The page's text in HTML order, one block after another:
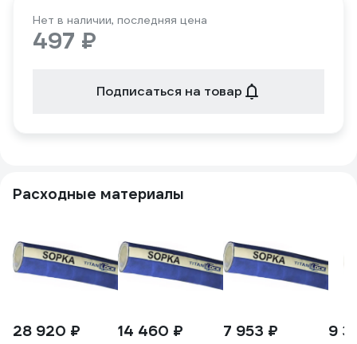
Нет в наличии, последняя цена
497 ₽
Подписаться на товар
Расходные материалы
28 920 ₽ 14 460 ₽ 7 953 ₽ 9